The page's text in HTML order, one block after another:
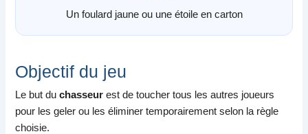
Un foulard jaune ou une étoile en carton
Objectif du jeu
Le but duchasseur est de toucher tous les autres joueurs
pour les geler ou les éliminer temporairement selon la règle
choisie.